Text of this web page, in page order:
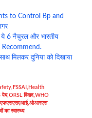
to Control Bp and
6 नैचुरल और भारतीय
Recommend.
मिलकर दुनिया को दिखाया
FSSAI
Health
पेय,ORSL विवाद WHO
एफएसएसएआई,ओआरएस
का स्वास्थ्य